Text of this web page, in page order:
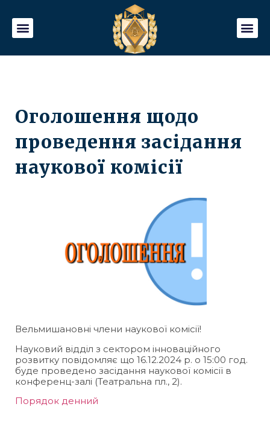
Оголошення щодо
проведення засідання
наукової комісії
Вельмишановні члени наукової комісії!
Науковий відділ з сектором інноваційного
розвитку повідомляє що 16.12.2024 р. о 15:00 год.
буде проведено засідання наукової комісії в
конференц-залі (Театральна пл., 2).
Порядок денний